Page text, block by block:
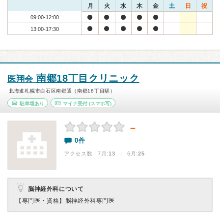
月 火 水 木 金 土 日 祝
09:00-12:00
13:00-17:30
医翔会 南郷18丁目クリニック
北海道札幌市白石区南郷通（南郷18丁目駅）
駐車場あり マイナ受付(スマホ可)
－
0件
アクセス数 7月:13 | 6月:25
脳神経外科について
【専門医・資格】 脳神経外科専門医